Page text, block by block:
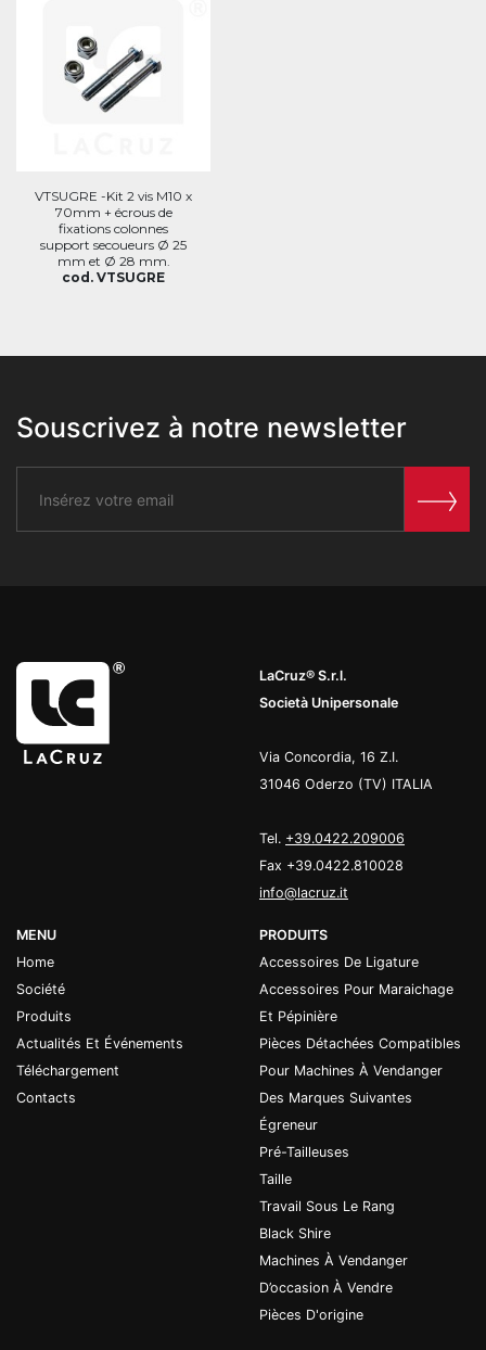
VTSUGRE -Kit 2 vis M10 x
70mm + écrous de
fixations colonnes
support secoueurs Ø 25
mm et Ø 28 mm.
cod. VTSUGRE
Souscrivez à notre newsletter
LaCruz® S.r.l.
Società Unipersonale
Via Concordia, 16 Z.I.
31046 Oderzo (TV) ITALIA
Tel. +39.0422.209006
Fax +39.0422.810028
info@lacruz.it
MENU
Home
Société
Produits
Actualités Et Événements
Téléchargement
Contacts
PRODUITS
Accessoires De Ligature
Accessoires Pour Maraichage
Et Pépinière
Pièces Détachées Compatibles
Pour Machines À Vendanger
Des Marques Suivantes
Égreneur
Pré-Tailleuses
Taille
Travail Sous Le Rang
Black Shire
Machines À Vendanger
D’occasion À Vendre
Pièces D'origine